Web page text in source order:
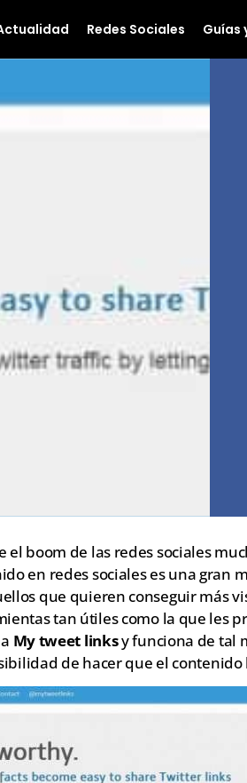
Redes Sociales Guías
el boom de las redes sociales
en redes sociales es una gran
que quieren conseguir más
tan útiles como la que les
My tweet linksy funciona de tal
de hacer que el